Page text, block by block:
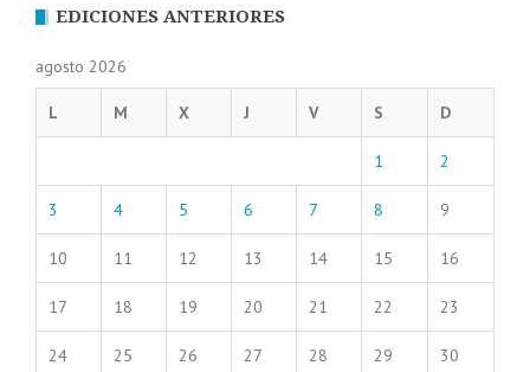
EDICIONES ANTERIORES
agosto 2026
L M X J V S D
1 2
3 4 5 6 7 8 9
10 11 12 13 14 15 16
17 18 19 20 21 22 23
24 25 26 27 28 29 30